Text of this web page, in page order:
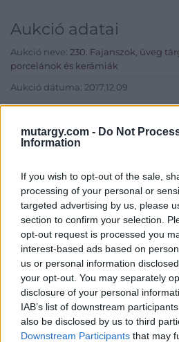
mutargy.com - Do Not
Information
If you wish to opt-out of the sale,
processing of your personal or
targeted advertising by us, please
section to confirm your selection.
opt-out request is processed you
interest-based ads based on
us or personal information
your opt-out. You may separately
disclosure of your personal
IAB’s list of downstream
also be disclosed by us to third
Downstream Participants that may
Aukció adatai
Aukció neve: 230. Fajanszok, üveg
porcelánok és kerámiák
Aukció dátuma: 2017.12.09
Aukció ideje: 14:00
Aukció helye: Budapest, Balaton
Eladó adatai
Eladó:
Cím:
Kft.
1055